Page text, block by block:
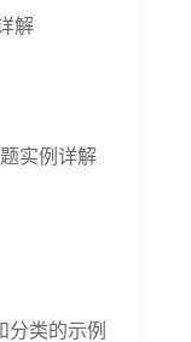
解
实例详解
分类的示例